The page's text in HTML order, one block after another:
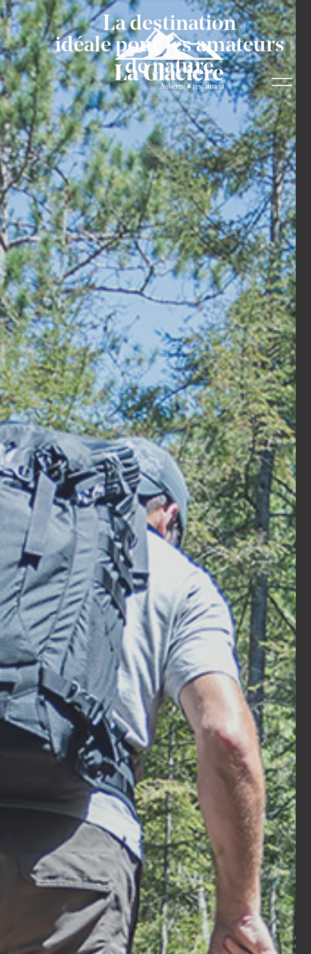
La destination
idéale pour les amateurs
de nature